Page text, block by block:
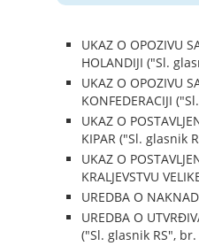
UKAZ O OPOZIVU
HOLANDIJI ("Sl.
UKAZ O OPOZIVU
KONFEDERACIJI
UKAZ O
KIPAR ("Sl. glasnik
UKAZ O
KRALJEVSTVU
UREDBA O
UREDBA O
("Sl. glasnik RS",